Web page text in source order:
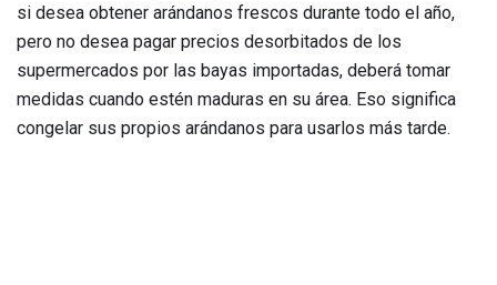
si desea obtener arándanos frescos durante todo el año,
pero no desea pagar precios desorbitados de los
supermercados por las bayas importadas, deberá tomar
medidas cuando estén maduras en su área. Eso significa
congelar sus propios arándanos para usarlos más tarde.